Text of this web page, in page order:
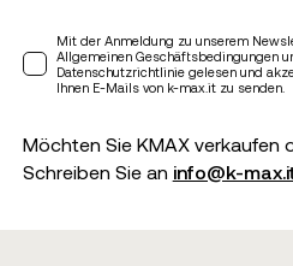
Mit der Anmeldung zu unserem
Allgemeinen Geschäftsbedingungen
Datenschutzrichtlinie gelesen und
Ihnen E-Mails von k-max.it zu senden.
Möchten Sie KMAX verkaufen
Schreiben Sie an info@k-